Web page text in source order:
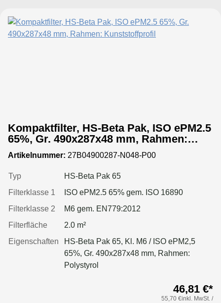
Kompaktfilter, HS-Beta Pak, ISO ePM2.5
65%, Gr. 490x287x48 mm, Rahmen:
Kunststoffprofil
Artikelnummer: 27B04900287-N048-P00
Typ
HS-Beta Pak 65
Filterklasse 1
ISO ePM2.5 65% gem. ISO 16890
Filterklasse 2
M6 gem. EN779:2012
Filterfläche
2.0 m²
Eigenschaften
HS-Beta Pak 65, Kl. M6 / ISO ePM2,5
65%, Gr. 490x287x48 mm, Rahmen:
Polystyrol
46,81 €*
55,70 €inkl. MwSt. /